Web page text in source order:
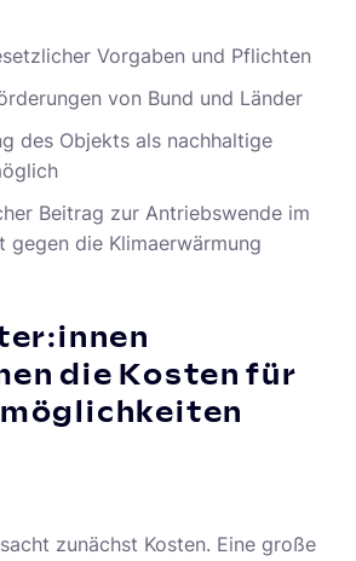
Vorgaben und Pflichten
von Bund und Länder
des Objekts als nachhaltige
Beitrag zur Antriebswende im
gegen die Klimaerwärmung
die Kosten für
zunächst Kosten. Eine große